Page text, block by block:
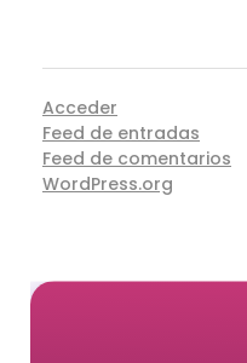
Acceder
Feed de entradas
Feed de comentarios
WordPress.org